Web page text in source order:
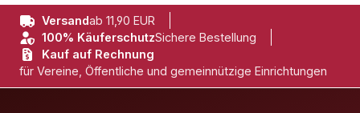
Versandab 11,90 EUR
100% KäuferschutzSichere Bestellung
Kauf auf Rechnung
für Vereine, Öffentliche und gemeinnützige Einrichtungen